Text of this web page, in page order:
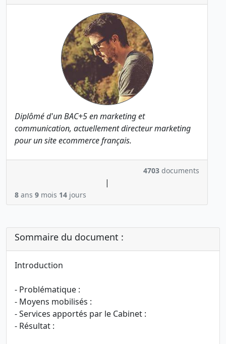
Diplômé d'un BAC+5 en marketing et
communication, actuellement directeur marketing
pour un site ecommerce français.
4703 documents
|
8 ans 9 mois 14 jours
Sommaire du document :
Introduction
- Problématique :
- Moyens mobilisés :
- Services apportés par le Cabinet :
- Résultat :